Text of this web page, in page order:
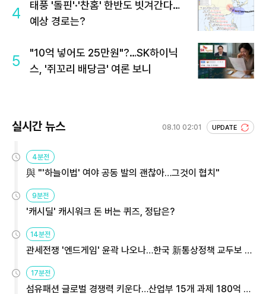
4
태풍 '돌핀'·'찬홈' 한반도 빗겨간다…
예상 경로는?
5
"10억 넣어도 25만원"?…SK하이닉
스, '쥐꼬리 배당금' 여론 보니
실시간 뉴스 08.10 02:01 UPDATE
4분전
與 "'하늘이법' 여야 공동 발의 괜찮아…그것이 협치"
9분전
'캐시딜' 캐시워크 돈 버는 퀴즈, 정답은?
14분전
관세전쟁 '엔드게임' 윤곽 나오나…한국 新통상정책 교두보 활
용해야
17분전
섬유패션 글로벌 경쟁력 키운다…산업부 15개 과제 180억 지